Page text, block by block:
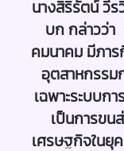
นางสิริรัตน์ วี
บก กล่าวว่า
คมนาคม มีภา
อุตสาหกรรม
เฉพาะระบบก
เป็นการข
เศรษฐกิจในยุ